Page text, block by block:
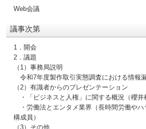
Web会議
議事次第
1．開会
2．議題
（1）事務局説明
令和7年度製作取引実態調査における情報
（2）有識者からのプレゼンテーション
・「ビジネスと人権」に関する概況（櫻井
・労働法とエンタメ業界（長時間労働やハ
構成員）
（3）その他